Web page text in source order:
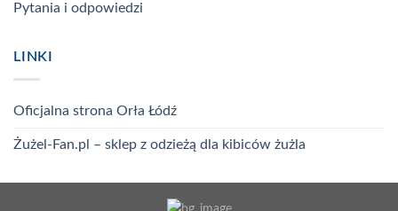
Pytania i odpowiedzi
LINKI
Oficjalna strona Orła Łódź
Żużel-Fan.pl – sklep z odzieżą dla kibiców żużla